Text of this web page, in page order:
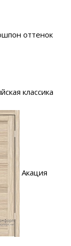
оттенок
классика
Акация